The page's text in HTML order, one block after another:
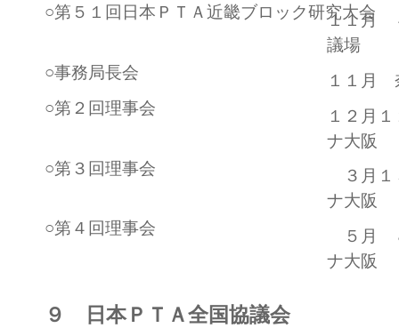
○第５１回日本ＰＴＡ近畿ブロック研究大会
１１月
議場
○事務局長会
１１月
○第２回理事会
１２月
ナ大阪
○第３回理事会
３月１
ナ大阪
○第４回理事会
５月
ナ大阪
９ 日本ＰＴＡ全国協議会